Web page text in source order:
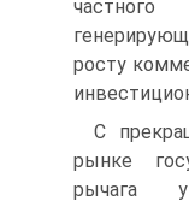
росту
С
рынке
рычага